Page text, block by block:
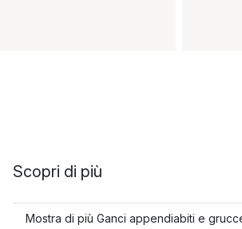
Scopri di più
Mostra di più Ganci appendiabiti e